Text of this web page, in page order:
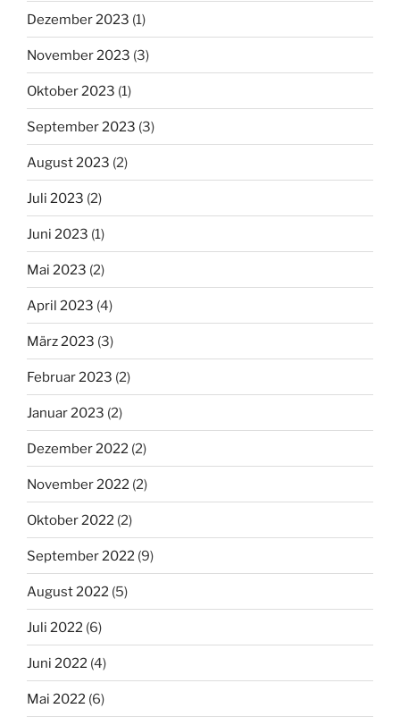
Dezember 2023 (1)
November 2023 (3)
Oktober 2023 (1)
September 2023 (3)
August 2023 (2)
Juli 2023 (2)
Juni 2023 (1)
Mai 2023 (2)
April 2023 (4)
März 2023 (3)
Februar 2023 (2)
Januar 2023 (2)
Dezember 2022 (2)
November 2022 (2)
Oktober 2022 (2)
September 2022 (9)
August 2022 (5)
Juli 2022 (6)
Juni 2022 (4)
Mai 2022 (6)